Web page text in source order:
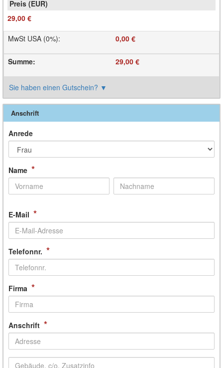
29,00 €
MwSt USA (0%): 0,00 €
Summe: 29,00 €
Sie haben einen Gutschein? ▼
Anschrift
Anrede
Name *
E-Mail *
Telefonnr. *
Firma *
Anschrift *